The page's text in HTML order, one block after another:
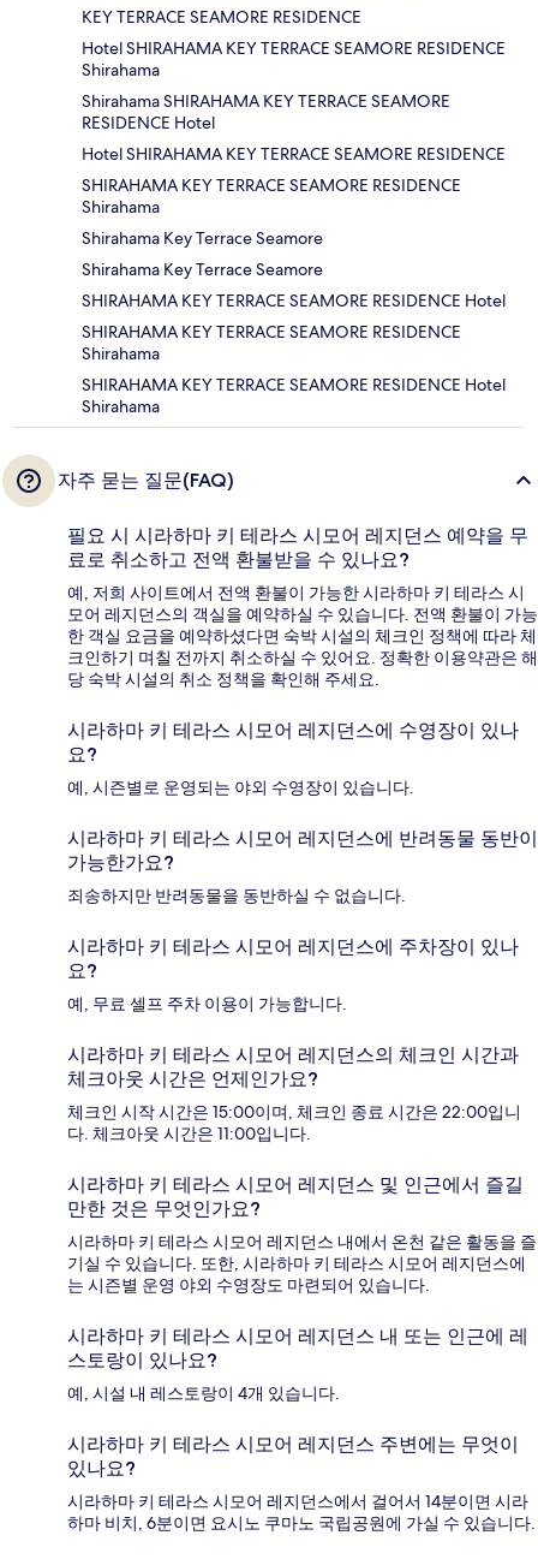
KEY TERRACE SEAMORE RESIDENCE
Hotel SHIRAHAMA KEY TERRACE SEAMORE RESIDENCE
Shirahama
Shirahama SHIRAHAMA KEY TERRACE SEAMORE
RESIDENCE Hotel
Hotel SHIRAHAMA KEY TERRACE SEAMORE RESIDENCE
SHIRAHAMA KEY TERRACE SEAMORE RESIDENCE
Shirahama
Shirahama Key Terrace Seamore
Shirahama Key Terrace Seamore
SHIRAHAMA KEY TERRACE SEAMORE RESIDENCE Hotel
SHIRAHAMA KEY TERRACE SEAMORE RESIDENCE
Shirahama
SHIRAHAMA KEY TERRACE SEAMORE RESIDENCE Hotel
Shirahama
자주 묻는 질문(FAQ)
필요 시 시라하마 키 테라스 시모어 레지던스 예약을 무
료로 취소하고 전액 환불받을 수 있나요?
예, 저희 사이트에서 전액 환불이 가능한 시라하마 키 테라스 시
모어 레지던스의 객실을 예약하실 수 있습니다. 전액 환불이 가능
한 객실 요금을 예약하셨다면 숙박 시설의 체크인 정책에 따라 체
크인하기 며칠 전까지 취소하실 수 있어요. 정확한 이용약관은 해
당 숙박 시설의 취소 정책을 확인해 주세요.
시라하마 키 테라스 시모어 레지던스에 수영장이 있나
요?
예, 시즌별로 운영되는 야외 수영장이 있습니다.
시라하마 키 테라스 시모어 레지던스에 반려동물 동반이
가능한가요?
죄송하지만 반려동물을 동반하실 수 없습니다.
시라하마 키 테라스 시모어 레지던스에 주차장이 있나
요?
예, 무료 셀프 주차 이용이 가능합니다.
시라하마 키 테라스 시모어 레지던스의 체크인 시간과
체크아웃 시간은 언제인가요?
체크인 시작 시간은 15:00이며, 체크인 종료 시간은 22:00입니
다. 체크아웃 시간은 11:00입니다.
시라하마 키 테라스 시모어 레지던스 및 인근에서 즐길
만한 것은 무엇인가요?
시라하마 키 테라스 시모어 레지던스 내에서 온천 같은 활동을 즐
기실 수 있습니다. 또한, 시라하마 키 테라스 시모어 레지던스에
는 시즌별 운영 야외 수영장도 마련되어 있습니다.
시라하마 키 테라스 시모어 레지던스 내 또는 인근에 레
스토랑이 있나요?
예, 시설 내 레스토랑이 4개 있습니다.
시라하마 키 테라스 시모어 레지던스 주변에는 무엇이
있나요?
시라하마 키 테라스 시모어 레지던스에서 걸어서 14분이면 시라
하마 비치, 6분이면 요시노 쿠마노 국립공원에 가실 수 있습니다.